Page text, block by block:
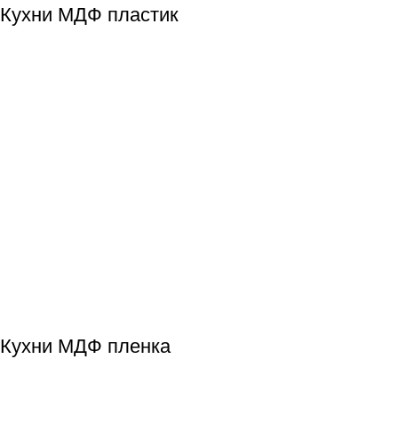
Кухни МДФ пластик
Кухни МДФ пленка